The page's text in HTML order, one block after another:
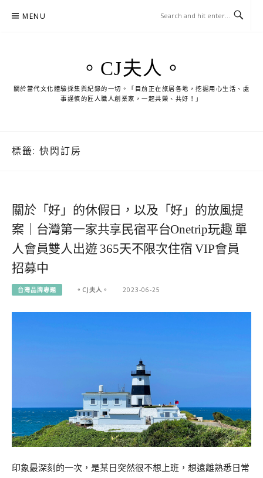
MENU
。CJ夫人。
關於當代文化體驗採集與紀錄的一切。「目前正在旅居各地，挖掘用心生活、處
事謹慎的匠人職人創業家，一起共榮、共好！」
標籤: 快閃訂房
關於「好」的休假日，以及「好」的放風提
案｜台灣第一家共享民宿平台Onetrip玩趣 單
人會員雙人出遊 365天不限次住宿 VIP會員
招募中
台灣品牌專題 。CJ夫人。 2023-06-25
印象最深刻的一次，是某日突然很不想上班，想遠離熟悉日常